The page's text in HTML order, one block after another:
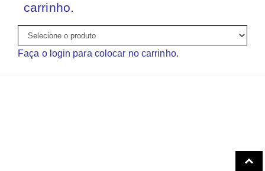
carrinho.
Faça o login para colocar no carrinho.